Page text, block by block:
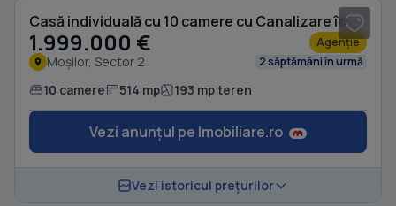
Casă individuală cu 10 camere cu Canalizare în Moșilor
1.999.000 € Agenție
Moșilor, Sector 2 2 săptămâni în urmă
10 camere 514 mp 193 mp teren
Vezi anunțul pe Imobiliare.ro
Vezi istoricul prețurilor